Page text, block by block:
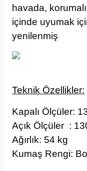
havada,
içinde uyumak
yenilenmiş
Teknik Özellikler:
Kapalı Ölçüler:
Açık Ölçüler :
Ağırlık: 54 kg
Kumaş Rengi: